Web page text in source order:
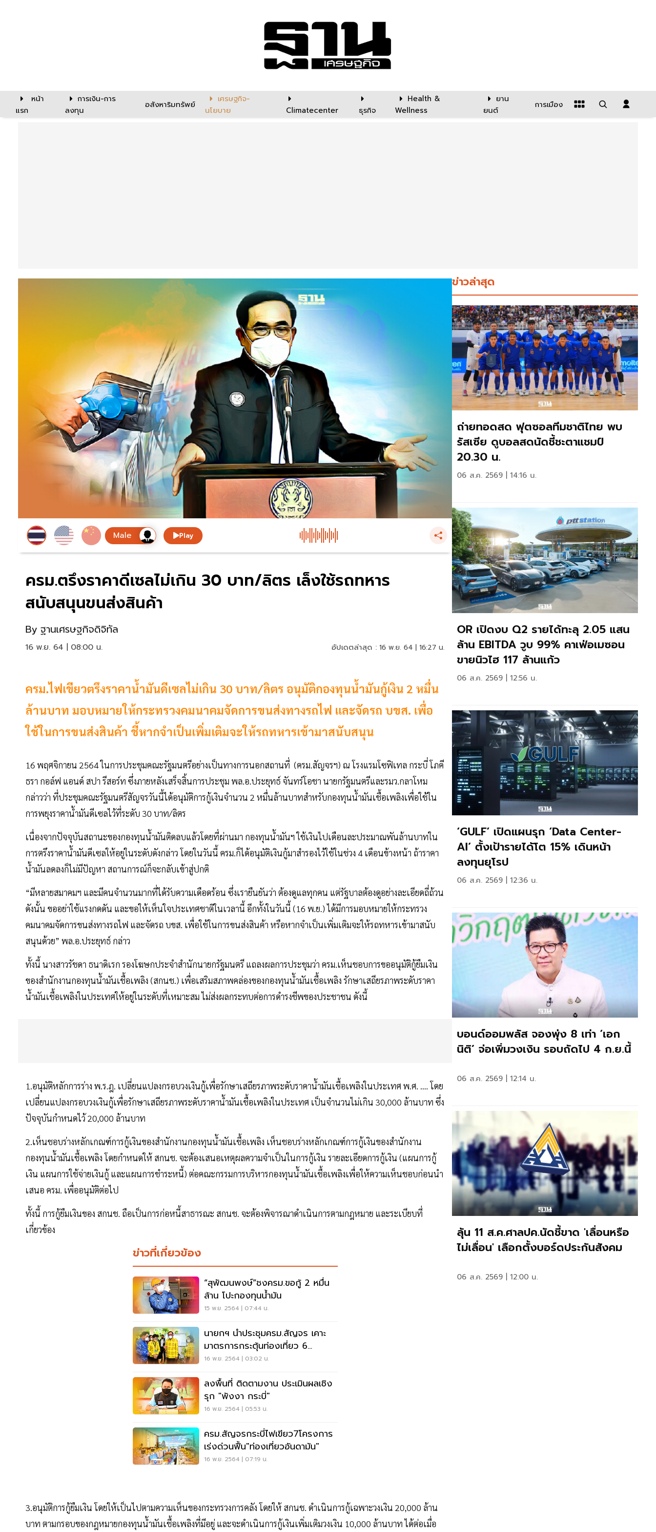
หน้า
แรก
การเงิน-การ
ลงทุน
อสังหาริมทรัพย์
เศรษฐกิจ-
นโยบาย
Climatecenter ธุรกิจ
Health &
Wellness
ยาน
ยนต์
การเมือง
Play
ครม.ตรึงราคาดีเซลไม่เกิน 30 บาท/ลิตร เล็งใช้รถทหาร
สนับสนุนขนส่งสินค้า
By ฐานเศรษฐกิจดิจิทัล
16 พ.ย. 64 | 08:00 น. อัปเดตล่าสุด : 16 พ.ย. 64 | 16:27 น.
ครม.ไฟเขียวตรึงราคาน้ำมันดีเซลไม่เกิน 30 บาท/ลิตร อนุมัติกองทุนน้ำมันกู้เงิน 2 หมื่น
ล้านบาท มอบหมายให้กระทรวงคมนาคมจัดการขนส่งทางรถไฟ และจัดรถ บขส. เพื่อ
ใช้ในการขนส่งสินค้า ชี้หากจำเป็นเพิ่มเติมจะให้รถทหารเข้ามาสนับสนุน
16 พฤศจิกายน 2564 ในการประชุมคณะรัฐมนตรีอย่างเป็นทางการนอกสถานที่ (ครม.สัญจรฯ) ณ โรงแรมโซฟิเทล กระบี่ โภคี
ธรา กอล์ฟ แอนด์ สปา รีสอร์ท ซึ่งภายหลังเสร็จสิ้นการประชุม พล.อ.ประยุทธ์ จันทร์โอชา นายกรัฐมนตรีและรมว.กลาโหม
กล่าวว่า ที่ประชุมคณะรัฐมนตรีสัญจรวันนี้ได้อนุมัติการกู้เงินจำนวน 2 หมื่นล้านบาทสำหรับกองทุนน้ำมันเชื้อเพลิงเพื่อใช้ใน
การพยุงราคาน้ำมันดีเซลไว้ที่ระดับ 30 บาท/ลิตร
เนื่องจากปัจจุบันสถานะของกองทุนน้ำมันติดลบแล้วโดยที่ผ่านมา กองทุนน้ำมันฯ ใช้เงินไปเดือนละประมาณพันล้านบาทใน
การตรึงราคาน้ำมันดีเซลให้อยู่ในระดับดังกล่าว โดยในวันนี้ ครม.ก็ได้อนุมัติเงินกู้มาสำรองไว้ใช้ในช่วง 4 เดือนข้างหน้า ถ้าราคา
น้ำมันลดลงก็ไม่มีปัญหา สถานการณ์ก็จะกลับเข้าสู่ปกติ
“มีหลายสมาคมฯ และมีคนจำนวนมากที่ได้รับความเดือดร้อน ซึ่งเรายืนยันว่า ต้องดูแลทุกคน แต่รัฐบาลต้องดูอย่างละเอียดถี่ถ้วน
ดังนั้น ขออย่าใช้แรงกดดัน และขอให้เห็นใจประเทศชาติในเวลานี้ อีกทั้งในวันนี้ (16 พ.ย.) ได้มีการมอบหมายให้กระทรวง
คมนาคมจัดการขนส่งทางรถไฟ และจัดรถ บขส. เพื่อใช้ในการขนส่งสินค้า หรือหากจำเป็นเพิ่มเติมจะให้รถทหารเข้ามาสนับ
สนุนด้วย” พล.อ.ประยุทธ์ กล่าว
ทั้งนี้ นางสาวรัชดา ธนาดิเรก รองโฆษกประจำสำนักนายกรัฐมนตรี แถลงผลการประชุมว่า ครม.เห็นชอบการขออนุมัติกู้ยืมเงิน
ของสำนักงานกองทุนน้ำมันเชื้อเพลิง (สกนช.) เพื่อเสริมสภาพคล่องของกองทุนน้ำมันเชื้อเพลิง รักษาเสถียรภาพระดับราคา
น้ำมันเชื้อเพลิงในประเทศให้อยู่ในระดับที่เหมาะสม ไม่ส่งผลกระทบต่อการดำรงชีพของประชาชน ดังนี้
1.อนุมัติหลักการร่าง พ.ร.ฎ. เปลี่ยนแปลงกรอบวงเงินกู้เพื่อรักษาเสถียรภาพระดับราคาน้ำมันเชื้อเพลิงในประเทศ พ.ศ. .... โดย
เปลี่ยนแปลงกรอบวงเงินกู้เพื่อรักษาเสถียรภาพระดับราคาน้ำมันเชื้อเพลิงในประเทศ เป็นจำนวนไม่เกิน 30,000 ล้านบาท ซึ่ง
ปัจจุบันกำหนดไว้ 20,000 ล้านบาท
2.เห็นชอบร่างหลักเกณฑ์การกู้เงินของสำนักงานกองทุนน้ำมันเชื้อเพลิง เห็นชอบร่างหลักเกณฑ์การกู้เงินของสำนักงาน
กองทุนน้ำมันเชื้อเพลิง โดยกำหนดให้ สกนช. จะต้องเสนอเหตุผลความจำเป็นในการกู้เงิน รายละเอียดการกู้เงิน (แผนการกู้
เงิน แผนการใช้จ่ายเงินกู้ และแผนการชำระหนี้) ต่อคณะกรรมการบริหารกองทุนน้ำมันเชื้อเพลิงเพื่อให้ความเห็นชอบก่อนนำ
เสนอ ครม. เพื่ออนุมัติต่อไป
ทั้งนี้ การกู้ยืมเงินของ สกนช. ถือเป็นการก่อหนี้สาธารณะ สกนช. จะต้องพิจารณาดำเนินการตามกฎหมาย และระเบียบที่
เกี่ยวข้อง
ข่าวที่เกี่ยวข้อง
“สุพัฒนพงษ์”ชงครม.ขอกู้ 2 หมื่น
ล้าน โปะกองทุนน้ำมัน
15 พ.ย. 2564 | 07:44 น.
นายกฯ นำประชุมครม.สัญจร เคาะ
มาตรการกระตุ้นท่องเที่ยว 6
จังหวัดอันดามัน
16 พ.ย. 2564 | 03:02 น.
ลงพื้นที่ ติดตามงาน ประเมินผลเชิง
รุก "พังงา กระบี่"
16 พ.ย. 2564 | 05:53 น.
ครม.สัญจรกระบี่ไฟเขียว7โครงการ
เร่งด่วนฟื้น"ท่องเที่ยวอันดามัน"
16 พ.ย. 2564 | 07:19 น.
3.อนุมัติการกู้ยืมเงิน โดยให้เป็นไปตามความเห็นของกระทรวงการคลัง โดยให้ สกนช. ดำเนินการกู้เฉพาะวงเงิน 20,000 ล้าน
บาท ตามกรอบของกฎหมายกองทุนน้ำมันเชื้อเพลิงที่มีอยู่ และจะดำเนินการกู้เงินเพิ่มเติมวงเงิน 10,000 ล้านบาท ได้ต่อเมื่อ
ข่าวล่าสุด
ถ่ายทอดสด ฟุตซอลทีมชาติไทย พบ
รัสเซีย ดูบอลสดนัดชี้ชะตาแชมป์
20.30 น.
06 ส.ค. 2569 | 14:16 น.
OR เปิดงบ Q2 รายได้ทะลุ 2.05 แสน
ล้าน EBITDA วูบ 99% คาเฟ่อเมซอน
ขายนิวไฮ 117 ล้านแก้ว
06 ส.ค. 2569 | 12:56 น.
‘GULF’ เปิดแผนรุก ‘Data Center-
AI’ ตั้งเป้ารายได้โต 15% เดินหน้า
ลงทุนยุโรป
06 ส.ค. 2569 | 12:36 น.
บอนด์ออมพลัส จองพุ่ง 8 เท่า ‘เอก
นิติ’ จ่อเพิ่มวงเงิน รอบถัดไป 4 ก.ย.นี้
06 ส.ค. 2569 | 12:14 น.
ลุ้น 11 ส.ค.ศาลปค.นัดชี้ขาด 'เลื่อนหรือ
ไม่เลื่อน' เลือกตั้งบอร์ดประกันสังคม
06 ส.ค. 2569 | 12:00 น.